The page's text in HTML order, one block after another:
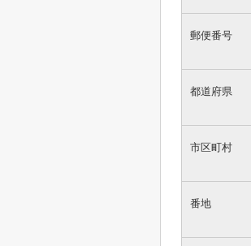
郵便番号
都道府県
市区町村
番地